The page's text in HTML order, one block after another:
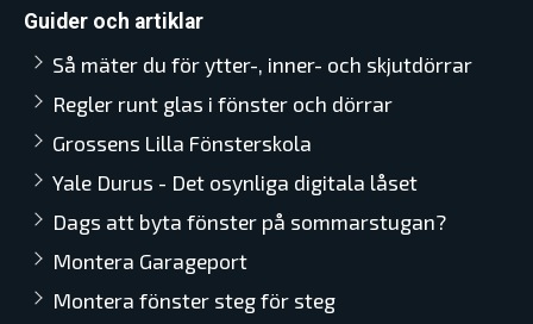
Guider och artiklar
Så mäter du för ytter-, inner- och skjutdörrar
Regler runt glas i fönster och dörrar
Grossens Lilla Fönsterskola
Yale Durus - Det osynliga digitala låset
Dags att byta fönster på sommarstugan?
Montera Garageport
Montera fönster steg för steg